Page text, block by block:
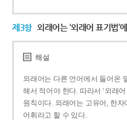
제3항 외래어는 ‘외래어 표기법’
해설
외래어는 다른 언어에서 들어온
해서 적어야 한다. 따라서 ‘외래
원칙이다. 외래어는 고유어, 한
어휘라고 할 수 있다.